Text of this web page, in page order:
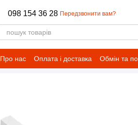
098 154 36 28 Передзвонити вам?
Про нас Оплата і доставка Обмін та